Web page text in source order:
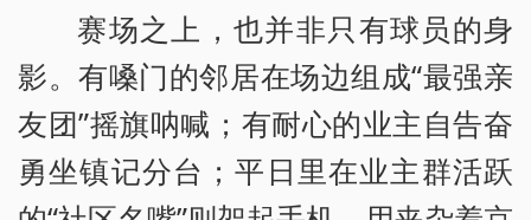
赛场之上，也并非只有球员的身
影。有嗓门的邻居在场边组成“最强亲
友团”摇旗呐喊；有耐心的业主自告奋
勇坐镇记分台；平日里在业主群活跃